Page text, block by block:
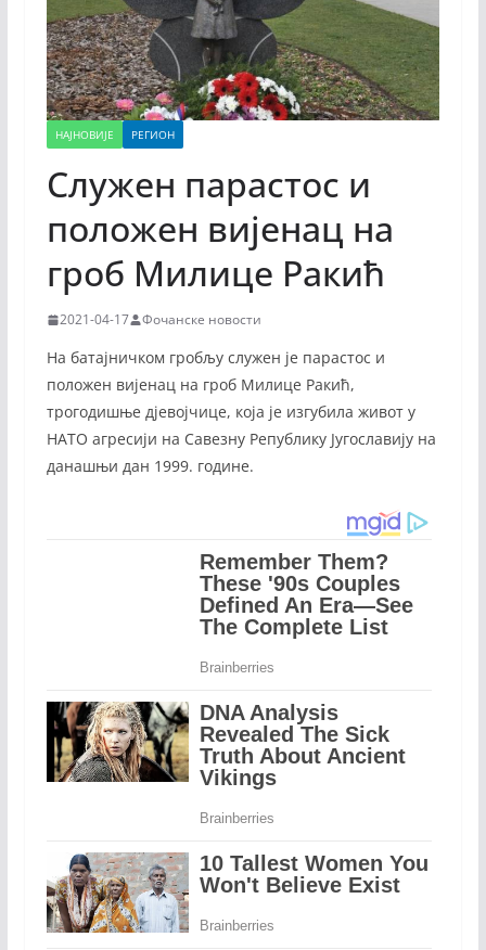
НАЈНОВИЈЕ РЕГИОН
Служен парастос и
положен вијенац на
гроб Милице Ракић
2021-04-17 Фочанске новости
На батајничком гробљу служен је парастос и
положен вијенац на гроб Милице Ракић,
трогодишње дјевојчице, која је изгубила живот у
НАТО агресији на Савезну Републику Југославију на
данашњи дан 1999. године.